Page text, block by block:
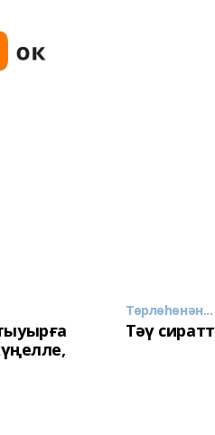
Төрлөһөнән...
Тәү